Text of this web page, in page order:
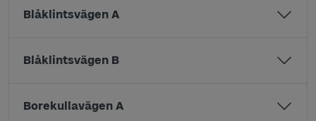
Blåklintsvägen A
Blåklintsvägen B
Borekullavägen A